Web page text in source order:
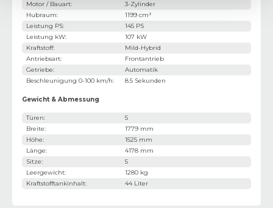
Motor / Bauart:
3-Zylinder
Hubraum:
1199 cm³
Leistung PS:
145 PS
Leistung kW:
107 kW
Kraftstoff:
Mild-Hybrid
Antriebsart:
Frontantrieb
Getriebe:
Automatik
Beschleunigung 0-100 km/h: 8.5 Sekunden
Gewicht & Abmessung
Türen:
5
Breite:
1779 mm
Höhe:
1525 mm
Länge:
4178 mm
Sitze:
5
Leergewicht:
1280 kg
Kraftstofftankinhalt: 44 Liter